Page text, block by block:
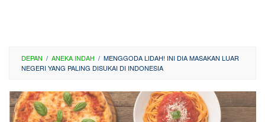
DEPAN / ANEKA INDAH / MENGGODA LIDAH! INI DIA MASAKAN LUAR
NEGERI YANG PALING DISUKAI DI INDONESIA